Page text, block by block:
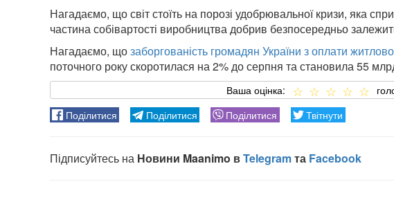
Нагадаємо, що світ стоїть на порозі удобрювальної кризи, яка
частина собівартості виробництва добрив безпосередньо
Нагадаємо, щозаборгованість громадян України з оплати
поточного року скоротилася на 2% до серпня та становила 55